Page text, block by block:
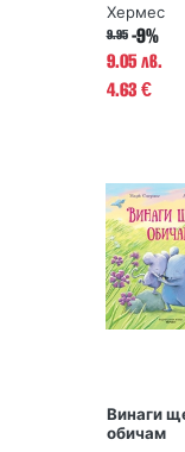
Хермес
9.95 -9%
9.05 лв.
4.63 €
Винаги
обичам